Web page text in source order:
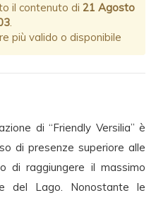
il contenuto di 21 Agosto
.
più valido o disponibile
di “Friendly Versilia” è
di presenze superiore alle
di raggiungere il massimo
del Lago. Nonostante le